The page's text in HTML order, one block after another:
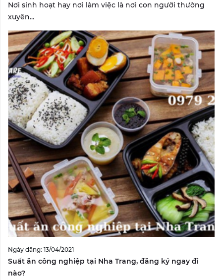
Nơi sinh hoạt hay nơi làm việc là nơi con người thường
xuyên...
Ngày đăng: 13/04/2021
Suất ăn công nghiệp tại Nha Trang, đăng ký ngay đi
nào?